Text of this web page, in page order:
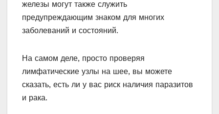
железы могут также служить
предупреждающим знаком для многих
заболеваний и состояний.
На самом деле, просто проверяя
лимфатические узлы на шее, вы можете
сказать, есть ли у вас риск наличия паразитов
и рака.